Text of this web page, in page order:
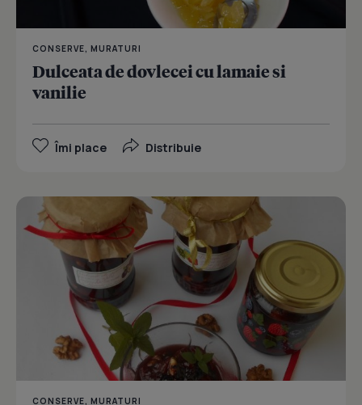
CONSERVE, MURATURI
Dulceata de dovlecei cu lamaie si
vanilie
Îmi place Distribuie
CONSERVE, MURATURI